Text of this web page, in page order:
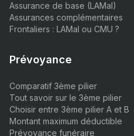
Assurance de base (LAMal)
Assurances complémentaires
Frontaliers : LAMal ou CMU ?
Prévoyance
Comparatif 3ème pilier
Tout savoir sur le 3ème pilier
Choisir entre 3ème pilier A et B
Montant maximum déductible
Prévoyance funéraire